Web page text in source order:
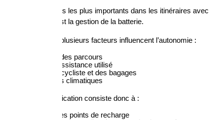
L’un des éléments les plus importants dans les itinéraires avec
vélo électrique est la gestion de la batterie.
Dans les Alpes, plusieurs facteurs influencent l’autonomie :
dénivelé des parcours
Mode d’assistance utilisé
poids du cycliste et des bagages
conditions climatiques
Une bonne planification consiste donc à :
prévoir des points de recharge